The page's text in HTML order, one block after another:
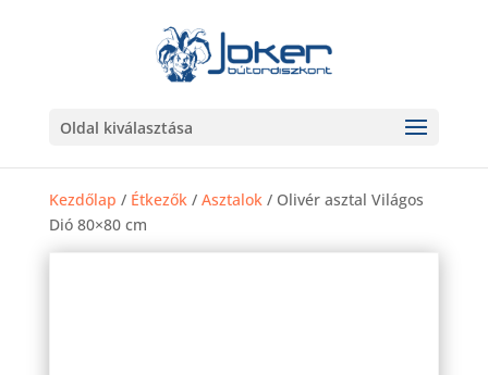
Oldal kiválasztása
Kezdőlap / Étkezők/ Asztalok/ Olivér asztal Világos
Dió 80×80 cm